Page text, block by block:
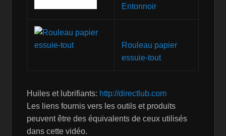
Entonnoir
Rouleau papier
essuie-tout
Huiles et lubrifiants: http://directlub.com
Les liens fournis vers les outils et produits
peuvent être des équivalents de ceux utilisés
dans cette vidéo.